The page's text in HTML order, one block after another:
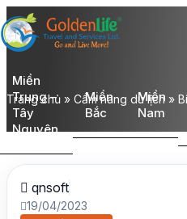
Miền
Trung –
Tây
Nguyên
Miền
Bắc
Miền
Nam
Trang chủ » Cẩm nang du lịch »
qnsoft
19/04/2023